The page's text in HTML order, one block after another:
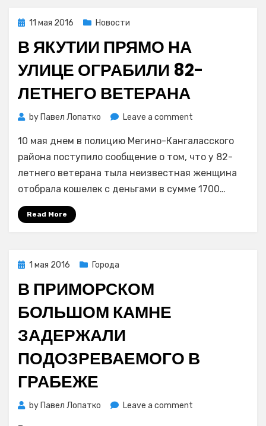
Posted
11 мая 2016 Новости
В ЯКУТИИ ПРЯМО НА
УЛИЦЕ ОГРАБИЛИ 82-
ЛЕТНЕГО ВЕТЕРАНА
by Павел Лопатко Leave a comment
Якутии
прямо
на
ограбили
10 мая днем в полицию Мегино-Кангаласского
района поступило сообщение о том, что у 82-
летнего ветерана тыла неизвестная женщина
отобрала кошелек с деньгами в сумме 1700…
Read More
Posted
1 мая 2016 Города
В ПРИМОРСКОМ
БОЛЬШОМ КАМНЕ
ЗАДЕРЖАЛИ
ПОДОЗРЕВАЕМОГО В
ГРАБЕЖЕ
by Павел Лопатко Leave a comment